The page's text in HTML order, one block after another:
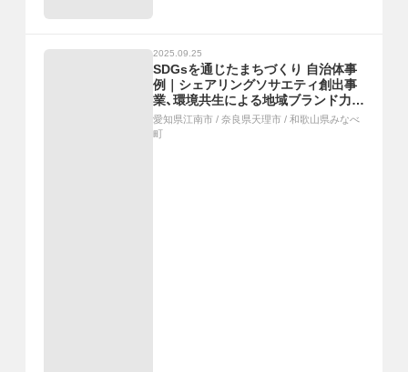
2025.09.25
SDGsを通じたまちづくり 自治体事
例｜シェアリングソサエティ創出事
業、環境共生による地域ブランド力向
上プロジェクト、多世代共創事業「み
なべ梅ラーニングコモンズ」
愛知県江南市 / 奈良県天理市 / 和歌山県みなべ
町